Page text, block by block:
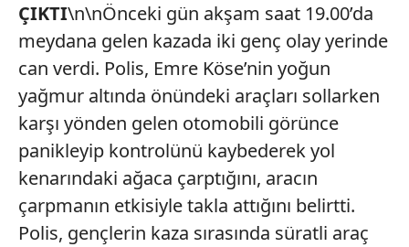
ÇIKTI\n\nÖnceki gün akşam saat 19.00’da
meydana gelen kazada iki genç olay yerinde
can verdi. Polis, Emre Köse’nin yoğun
yağmur altında önündeki araçları sollarken
karşı yönden gelen otomobili görünce
panikleyip kontrolünü kaybederek yol
kenarındaki ağaca çarptığını, aracın
çarpmanın etkisiyle takla attığını belirtti.
Polis, gençlerin kaza sırasında süratli araç